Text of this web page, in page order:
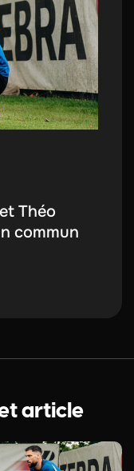
Théo
commun
article